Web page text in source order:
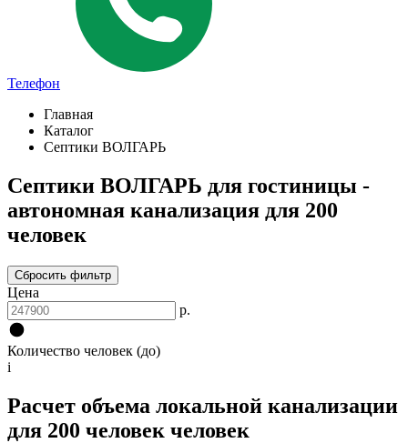
Телефон
Главная
Каталог
Септики ВОЛГАРЬ
Септики ВОЛГАРЬ для гостиницы -
автономная канализация для 200
человек
Сбросить фильтр
Цена
р.
Количество человек (до)
i
Расчет объема локальной канализации
для 200 человек человек